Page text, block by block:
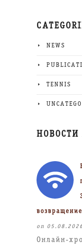
NEWS
TENNIS
НОВОСТИ
on
Онлайн-